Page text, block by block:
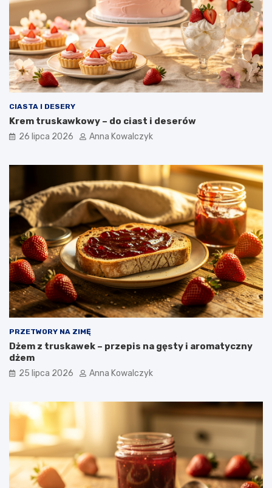
CIASTA I DESERY
Krem truskawkowy – do ciast i deserów
26 lipca 2026 Anna Kowalczyk
PRZETWORY NA ZIMĘ
Dżem z truskawek – przepis na gęsty i aromatyczny
dżem
25 lipca 2026 Anna Kowalczyk